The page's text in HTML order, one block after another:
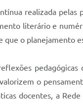
realizada pelas
literário e
que o planejamento
o
docentes, a